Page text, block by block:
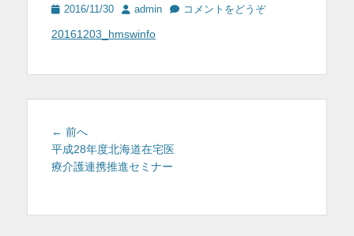
テ
ン
投
日
2016/11/30
投
者
admin コメントをどうぞ
20161203_hmswinfo
投
稿
ナ
← 前へ
の
投
平成28年度北海道在宅医
療介護連携推進セミナー